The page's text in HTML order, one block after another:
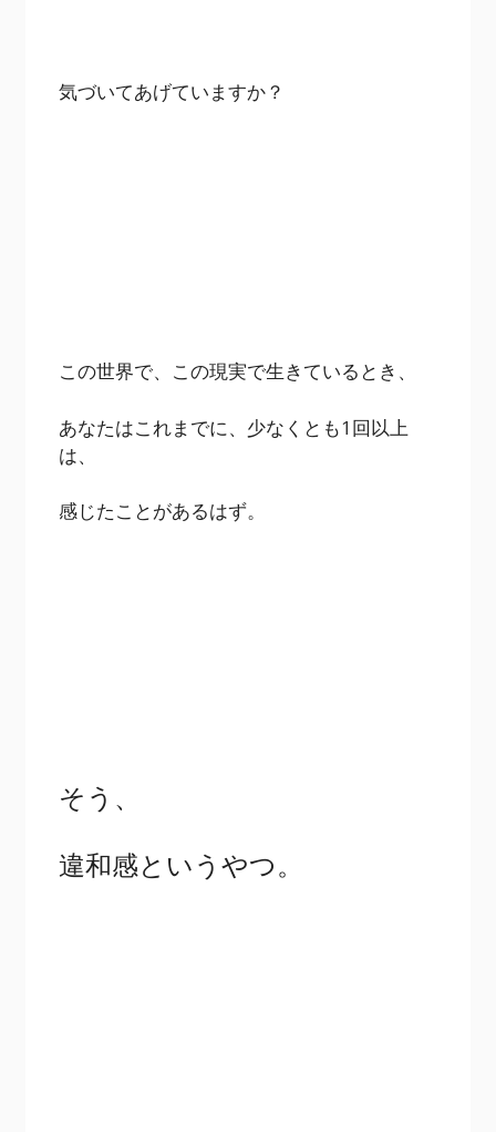
気づいてあげていますか？
この世界で、この現実で生きているとき、
あなたはこれまでに、少なくとも1回以上
は、
感じたことがあるはず。
そう、
違和感というやつ。